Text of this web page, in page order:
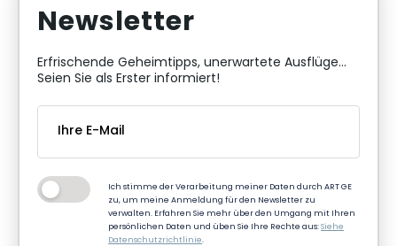
Newsletter
Erfrischende Geheimtipps, unerwartete Ausflüge...
Seien Sie als Erster informiert!
Ich stimme der Verarbeitung meiner Daten durch ART GE
zu, um meine Anmeldung für den Newsletter zu
verwalten. Erfahren Sie mehr über den Umgang mit Ihren
persönlichen Daten und üben Sie Ihre Rechte aus:Siehe
Datenschutzrichtlinie.